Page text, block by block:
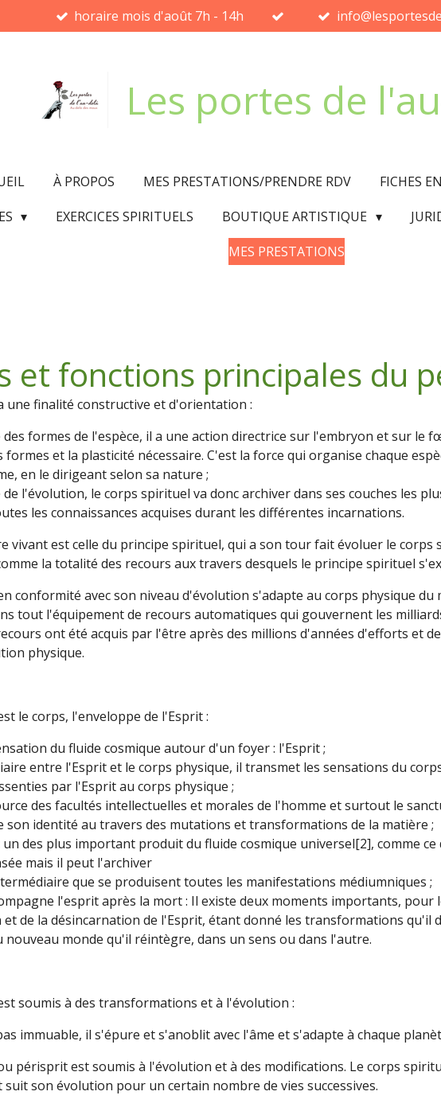
horaire mois d'août 7h - 14h
Les portes de
À PROPOS MES PRESTATIONS/PRENDRE RDV FICHES
EXERCICES SPIRITUELS BOUTIQUE ARTISTIQUE
MES PRESTATIONS
et fonctions principales du
une finalité constructive et d'orientation :
formes de l'espèce, il a une action directrice sur l'embryon et sur le
formes et la plasticité nécessaire. C'est la force qui organise chaque
en le dirigeant selon sa nature ;
l'évolution, le corps spirituel va donc archiver dans ses couches les
les connaissances acquises durant les différentes incarnations.
vivant est celle du principe spirituel, qui a son tour fait évoluer le corps
la totalité des recours aux travers desquels le principe spirituel
conformité avec son niveau d'évolution s'adapte au corps physique du
tout l'équipement de recours automatiques qui gouvernent les
ont été acquis par l'être après des millions d'années d'efforts et
physique.
le corps, l'enveloppe de l'Esprit :
du fluide cosmique autour d'un foyer : l'Esprit ;
entre l'Esprit et le corps physique, il transmet les sensations du
par l'Esprit au corps physique ;
des facultés intellectuelles et morales de l'homme et surtout le
son identité au travers des mutations et transformations de la matière ;
des plus important produit du fluide cosmique universel[2], comme
mais il peut l'archiver
que se produisent toutes les manifestations médiumniques ;
l'esprit après la mort : Il existe deux moments importants, pour
de la désincarnation de l'Esprit, étant donné les transformations qu'il
nouveau monde qu'il réintègre, dans un sens ou dans l'autre.
soumis à des transformations et à l'évolution :
immuable, il s'épure et s'anoblit avec l'âme et s'adapte à chaque
périsprit est soumis à l'évolution et à des modifications. Le corps
son évolution pour un certain nombre de vies successives.